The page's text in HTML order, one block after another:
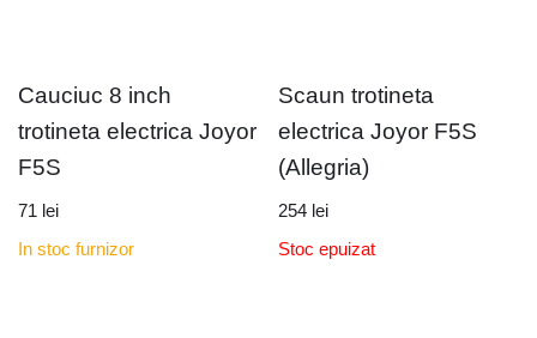
Cauciuc 8 inch
trotineta electrica Joyor
F5S
71 lei
In stoc furnizor
Scaun trotineta
electrica Joyor F5S
(Allegria)
254 lei
Stoc epuizat